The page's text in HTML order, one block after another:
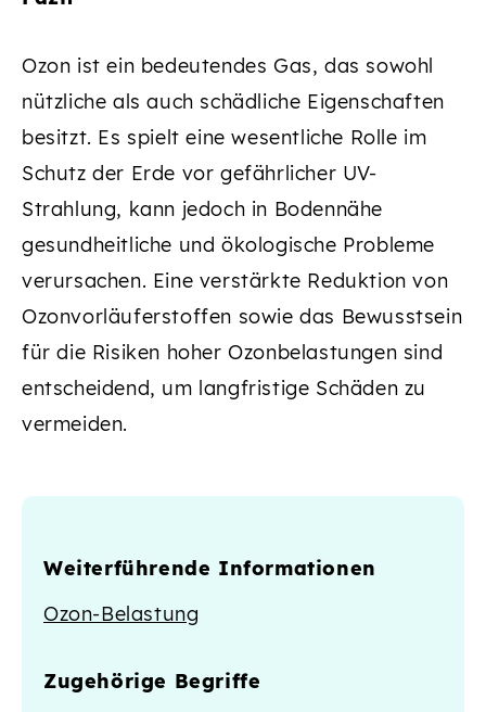
Ozon ist ein bedeutendes Gas, das sowohl
nützliche als auch schädliche Eigenschaften
besitzt. Es spielt eine wesentliche Rolle im
Schutz der Erde vor gefährlicher UV-
Strahlung, kann jedoch in Bodennähe
gesundheitliche und ökologische Probleme
verursachen. Eine verstärkte Reduktion von
Ozonvorläuferstoffen sowie das Bewusstsein
für die Risiken hoher Ozonbelastungen sind
entscheidend, um langfristige Schäden zu
vermeiden.
Weiterführende Informationen
Ozon-Belastung
Zugehörige Begriffe